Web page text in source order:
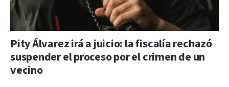
Pity Álvarez irá a juicio: la fiscalía rechazó
suspender el proceso por el crimen de un
vecino